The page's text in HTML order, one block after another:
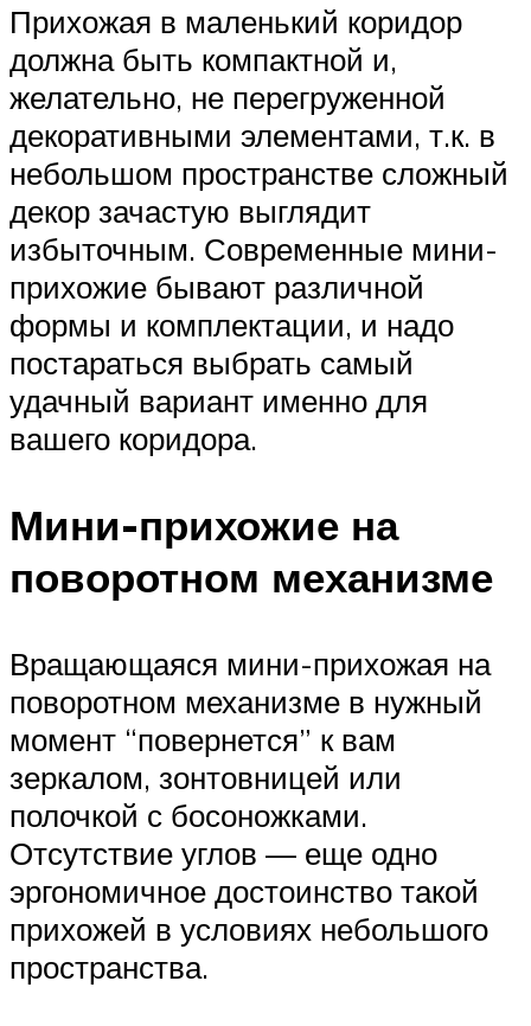
Прихожая в маленький коридор
должна быть компактной и,
желательно, не перегруженной
декоративными элементами, т.к. в
небольшом пространстве сложный
декор зачастую выглядит
избыточным. Современные мини-
прихожие бывают различной
формы и комплектации, и надо
постараться выбрать самый
удачный вариант именно для
вашего коридора.
Мини-прихожие на
поворотном механизме
Вращающаяся мини-прихожая на
поворотном механизме в нужный
момент “повернется” к вам
зеркалом, зонтовницей или
полочкой с босоножками.
Отсутствие углов — еще одно
эргономичное достоинство такой
прихожей в условиях небольшого
пространства.